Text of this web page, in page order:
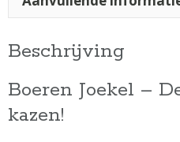
Beschrijving
Boeren Joekel –
kazen!